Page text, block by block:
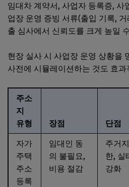
임대차 계약서, 사업자 등록증, 사
업장 운영 증빙 서류(출입 기록,
출 심사에서 신뢰도를 크게 높일
현장 실사 시 사업장 운영 상황을
사전에 시뮬레이션하는 것도 효과
주소
지
유형
장점 단점
자가
주택
주소
등록
임대인 동
의 불필요,
비용 절감
주거
한, 실
강화